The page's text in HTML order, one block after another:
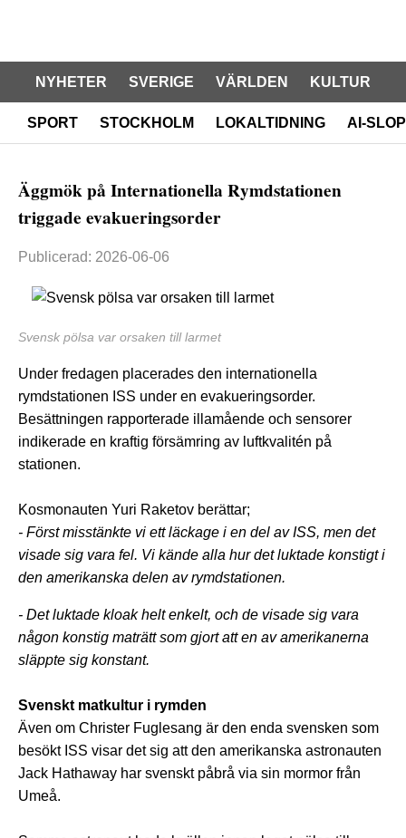
NYHETER SVERIGE VÄRLDEN KULTUR
SPORT STOCKHOLM LOKALTIDNING AI-SLOP
Äggmök på Internationella Rymdstationen
triggade evakueringsorder
Publicerad: 2026-06-06
Svensk pölsa var orsaken till larmet
Under fredagen placerades den internationella
rymdstationen ISS under en evakueringsorder.
Besättningen rapporterade illamående och sensorer
indikerade en kraftig försämring av luftkvalitén på
stationen.
Kosmonauten Yuri Raketov berättar;
- Först misstänkte vi ett läckage i en del av ISS, men det
visade sig vara fel. Vi kände alla hur det luktade konstigt i
den amerikanska delen av rymdstationen.
- Det luktade kloak helt enkelt, och de visade sig vara
någon konstig maträtt som gjort att en av amerikanerna
släppte sig konstant.
Svenskt matkultur i rymden
Även om Christer Fuglesang är den enda svensken som
besökt ISS visar det sig att den amerikanska astronauten
Jack Hathaway har svenskt påbrå via sin mormor från
Umeå.